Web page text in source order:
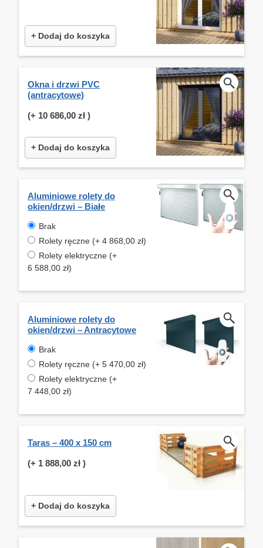
+ Dodaj do koszyka
Okna i drzwi PVC
(antracytowe)
(+ 10 686,00 zł )
+ Dodaj do koszyka
Aluminiowe rolety do
okien/drzwi – Białe
Brak
Rolety ręczne (+ 4 868,00 zł)
Rolety elektryczne (+
6 588,00 zł)
Aluminiowe rolety do
okien/drzwi – Antracytowe
Brak
Rolety ręczne (+ 5 470,00 zł)
Rolety elektryczne (+
7 448,00 zł)
Taras – 400 x 150 cm
(+ 1 888,00 zł )
+ Dodaj do koszyka